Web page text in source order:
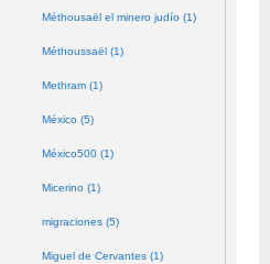
Méthousaël el minero judío (1)
Méthoussaël (1)
Methram (1)
México (5)
México500 (1)
Micerino (1)
migraciones (5)
Miguel de Cervantes (1)